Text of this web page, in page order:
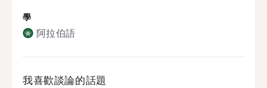
學
阿拉伯語
我喜歡談論的話題